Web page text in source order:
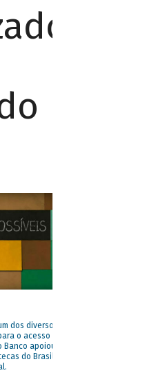
dos diversos
o acesso à
apoiou
do Brasil e